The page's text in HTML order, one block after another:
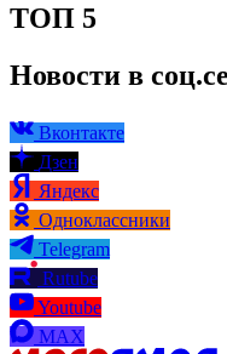
ТОП 5
Новости в
Вконтакте
Дзен
Яндекс
Одноклассники
Telegram
Rutube
Youtube
MAX